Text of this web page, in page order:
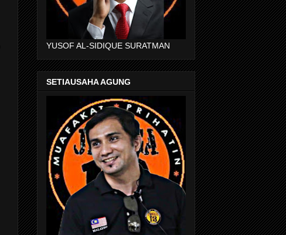
YUSOF AL-SIDIQUE SURATMAN
SETIAUSAHA AGUNG